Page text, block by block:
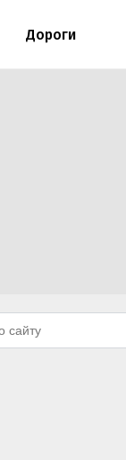
Дороги